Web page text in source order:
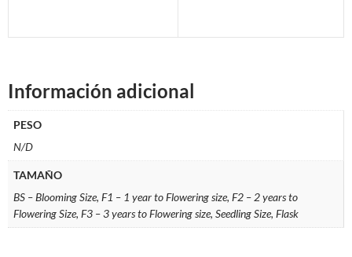
Información adicional
PESO
N/D
TAMAÑO
BS – Blooming Size, F1 – 1 year to Flowering size, F2 – 2 years to
Flowering Size, F3 – 3 years to Flowering size, Seedling Size, Flask